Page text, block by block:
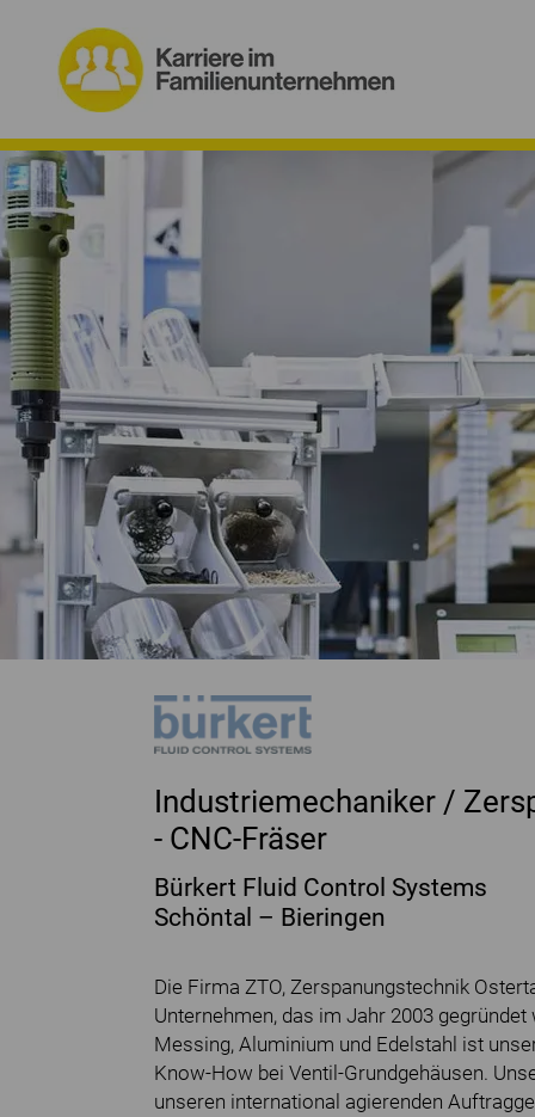
Industriemechaniker /
- CNC-Fräser
Bürkert Fluid Control Systems
Schöntal – Bieringen
Die Firma ZTO, Zerspanungstechnik
Unternehmen, das im Jahr 2003
Messing, Aluminium und Edelstahl ist
Know-How bei Ventil-Grundgehäusen.
unseren international agierenden